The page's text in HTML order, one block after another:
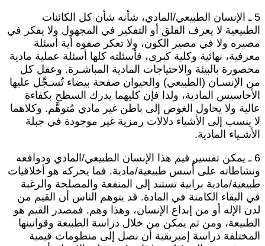
5 ـ الإنسان الطبيعي/المادي، شأنه شأن كل الكائنات
لا يعرف القلق أو التفكير في المجهول ولا يفكر في
ولا في مصير الكون، ولا تعكر صفوه أية أسئلة
نهائية وكلية كبرى، فأسئلته كلها أسئلة عملية مادية
بالبيئة والاحتياجات المادية المباشـرة. وعقل كل
الإنسـان (الطبيعي) والحيوان صفحة بيضاء تُسـجَّل عليها
المادية، ولذا فإن كليهما يدرك السطح بكفاءة
ولا يحاول الغوص إلى باطن غير مادي مُتوهَّم. وكلاهما
ينسب إلى الأشياء دلالات رمزية غير موجودة في جبلة
المادية.
6 ـ يمكن تفسير قيم هذا الإنسان الطبيعي/المادي ودوافعه
على أُسس طبيعية/مادية. فما يحركه هو أخلاقيات
مادية برانية تستند إلى المنفعة والمصلحة والرغبة
البقاء الكامنة في المادة. قد يتوهم الناس أن القيم من
الإله أو من إبداع الإنسان، وهذا وهم. فمصدر القيم هو
ومن ثم يمكن من خلال دراسة الطبيعة وقوانينها
دراسة إمبريقية أن نصل إلى منظومات قيمية